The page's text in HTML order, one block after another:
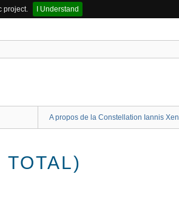
project.
I Understand
A propos de la Constellation Iannis